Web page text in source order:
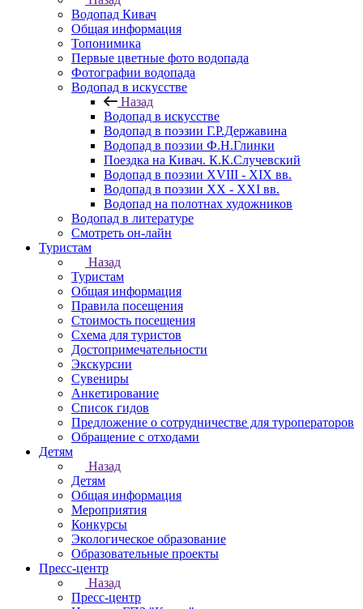
Водопад Кивач
Общая информация
Топонимика
Первые цветные фото водопада
Фотографии водопада
Водопад в искусстве
Назад
Водопад в искусстве
Водопад в поэзии Г.Р.Державина
Водопад в поэзии Ф.Н.Глинки
Поездка на Кивач. К.К.Случевский
Водопад в поэзии XVIII - XIX вв.
Водопад в поэзии XX - XXI вв.
Водопад на полотнах художников
Водопад в литературе
Смотреть он-лайн
Туристам
Назад
Туристам
Общая информация
Правила посещения
Стоимость посещения
Схема для туристов
Достопримечательности
Экскурсии
Сувениры
Анкетирование
Список гидов
Предложение о сотрудничестве для туроператоров
Обращение с отходами
Детям
Назад
Детям
Общая информация
Мероприятия
Конкурсы
Экологическое образование
Образовательные проекты
Пресс-центр
Назад
Пресс-центр